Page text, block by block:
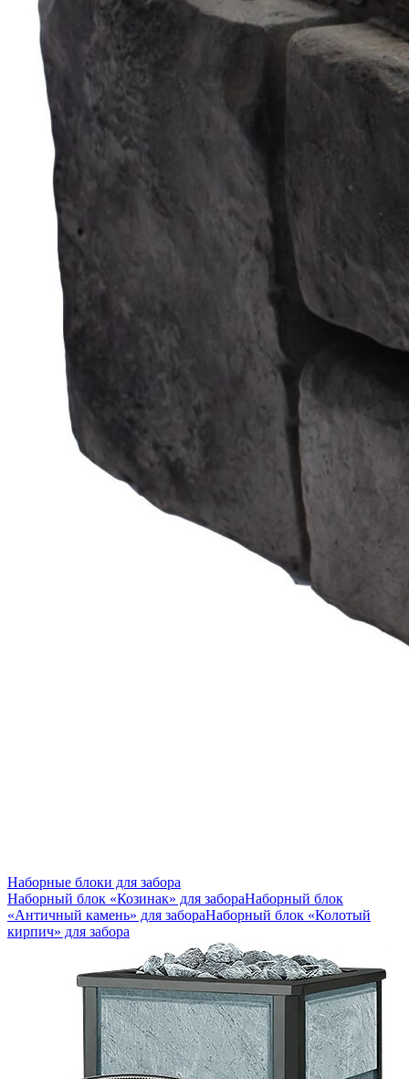
Наборные блоки для забора
Наборный блок «Козинак» для забораНаборный блок
«Античный камень» для забораНаборный блок «Колотый
кирпич» для забора